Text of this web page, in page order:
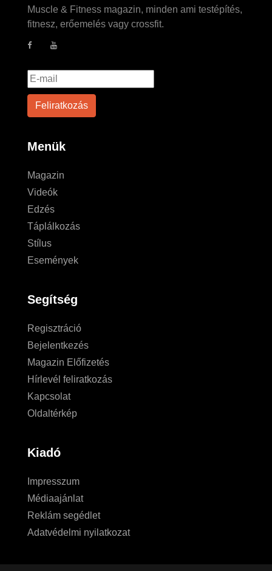
Muscle & Fitness magazin, minden ami testépítés,
fitnesz, erőemelés vagy crossfit.
Menük
Magazin
Videók
Edzés
Táplálkozás
Stílus
Események
Segítség
Regisztráció
Bejelentkezés
Magazin Előfizetés
Hírlevél feliratkozás
Kapcsolat
Oldaltérkép
Kiadó
Impresszum
Médiaajánlat
Reklám segédlet
Adatvédelmi nyilatkozat